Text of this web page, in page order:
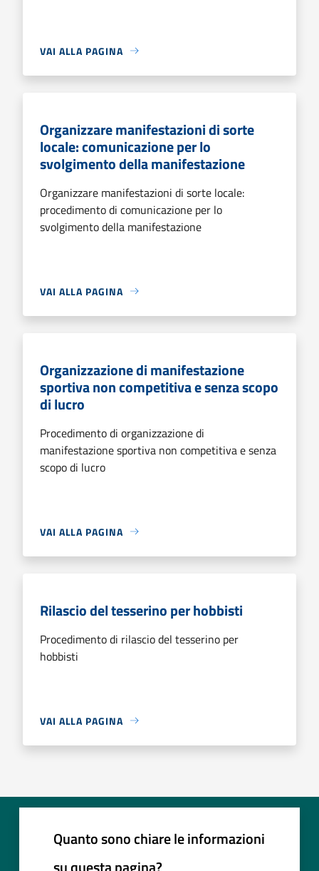
VAI ALLA PAGINA
Organizzare manifestazioni di sorte
locale: comunicazione per lo
svolgimento della manifestazione
Organizzare manifestazioni di sorte locale:
procedimento di comunicazione per lo
svolgimento della manifestazione
VAI ALLA PAGINA
Organizzazione di manifestazione
sportiva non competitiva e senza scopo
di lucro
Procedimento di organizzazione di
manifestazione sportiva non competitiva e senza
scopo di lucro
VAI ALLA PAGINA
Rilascio del tesserino per hobbisti
Procedimento di rilascio del tesserino per
hobbisti
VAI ALLA PAGINA
Quanto sono chiare le informazioni